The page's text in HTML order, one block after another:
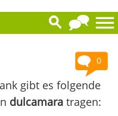
0
gibt es folgende
dulcamara tragen: